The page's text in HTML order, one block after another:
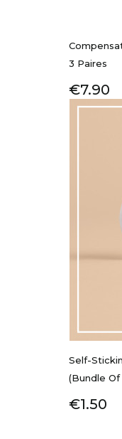
3 Paires
Price
€7.90
Self-
(Bundle Of
Price
€1.50